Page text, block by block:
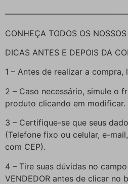
CONHEÇA TODOS OS
DICAS ANTES E DEPOIS DA
1 – Antes de realizar a
2 – Caso necessário, simule o
produto clicando em modificar.
3 – Certifique-se que seus
(Telefone fixo ou celular, e-
com CEP).
4 – Tire suas dúvidas no campo
VENDEDOR antes de clicar no